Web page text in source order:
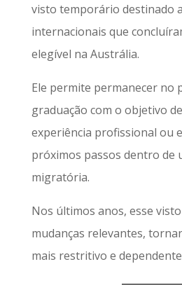
visto temporário destinado
internacionais que
elegível na Austrália.
Ele permite permanecer no
graduação com o objetivo
experiência profissional ou
próximos passos dentro de
migratória.
Nos últimos anos, esse
mudanças relevantes,
mais restritivo e